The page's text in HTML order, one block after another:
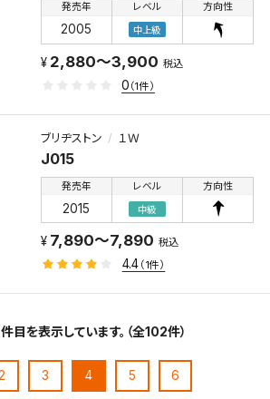
発売年
2005
レベル
中上級
方向性
2,880～3,900 税込
0 （1件）
ブリヂストン １Ｗ
J015
発売年
2015
レベル
中級
方向性
7,890～7,890 税込
4.4 （1件）
目を表示しています。（全102件）
3 4 5 6